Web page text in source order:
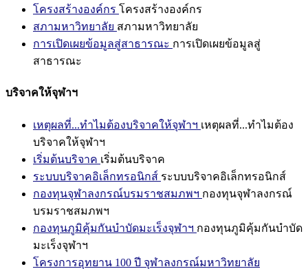
โครงสร้างองค์กร โครงสร้างองค์กร
สภามหาวิทยาลัย สภามหาวิทยาลัย
การเปิดเผยข้อมูลสู่สาธารณะ การเปิดเผยข้อมูลสู่
สาธารณะ
บริจาคให้จุฬาฯ
เหตุผลที่...ทำไมต้องบริจาคให้จุฬาฯ เหตุผลที่...ทำไมต้อง
บริจาคให้จุฬาฯ
เริ่มต้นบริจาค เริ่มต้นบริจาค
ระบบบริจาคอิเล็กทรอนิกส์ ระบบบริจาคอิเล็กทรอนิกส์
กองทุนจุฬาลงกรณ์บรมราชสมภพฯ กองทุนจุฬาลงกรณ์
บรมราชสมภพฯ
กองทุนภูมิคุ้มกันบำบัดมะเร็งจุฬาฯ กองทุนภูมิคุ้มกันบำบัด
มะเร็งจุฬาฯ
โครงการอุทยาน 100 ปี จุฬาลงกรณ์มหาวิทยาลัย